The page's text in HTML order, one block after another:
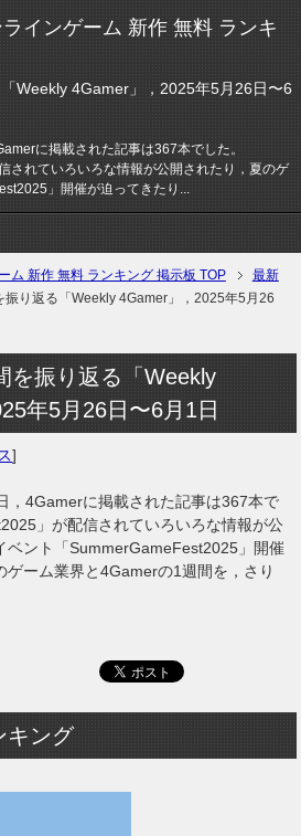
インゲーム 新作 無料 ランキ
Weekly 4Gamer」，2025年5月26日〜6
に掲載された記事は367本でした。
されていろいろな情報が公開されたり，夏のゲ
」開催が迫ってきたり...
ム 新作 無料 ランキング 掲示板 TOP
最新
振り返る「Weekly 4Gamer」，2025年5月26
を振り返る「Weekly
年5月26日〜6月1日
]
4Gamerに掲載された記事は367本で
」が配信されていろいろな情報が公
ベント「SummerGameFest2025」開催
ゲーム業界と4Gamerの1週間を，さり
キング